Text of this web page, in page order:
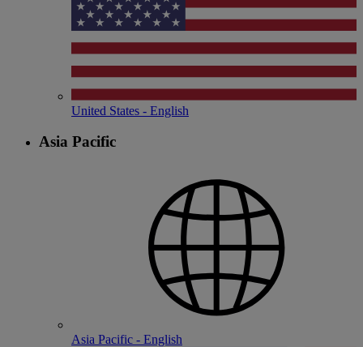
United States - English
Asia Pacific
Asia Pacific - English